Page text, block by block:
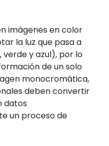
imágenes en color
la luz que pasa a
verde y azul), por lo
de un solo
monocromática,
deben convertir
datos
un proceso de